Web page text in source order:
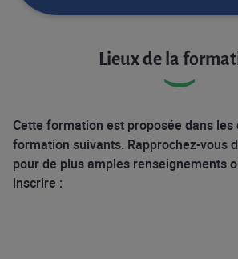
Lieux de la
Cette formation est proposée dans les
formation suivants. Rapprochez-vous
pour de plus amples renseignements
inscrire :